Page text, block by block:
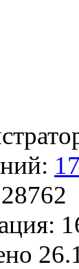
28762